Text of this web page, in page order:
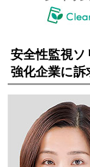
安全性監視ソ
強化企業に訴